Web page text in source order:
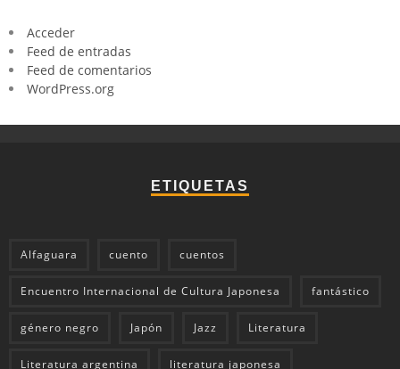
Acceder
Feed de entradas
Feed de comentarios
WordPress.org
ETIQUETAS
Alfaguara cuento cuentos
Encuentro Internacional de Cultura Japonesa fantástico
género negro Japón Jazz Literatura
Literatura argentina literatura japonesa